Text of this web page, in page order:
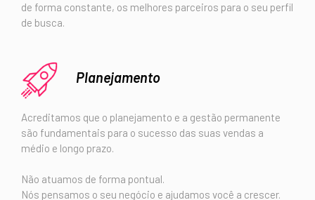
de forma constante, os melhores parceiros para o seu perfil
de busca.
Planejamento
Acreditamos que o planejamento e a gestão permanente
são fundamentais para o sucesso das suas vendas a
médio e longo prazo.
Não atuamos de forma pontual.
Nós pensamos o seu negócio e ajudamos você a crescer.